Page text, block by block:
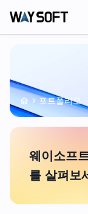
포트폴리오
웨이소프
를 살펴보